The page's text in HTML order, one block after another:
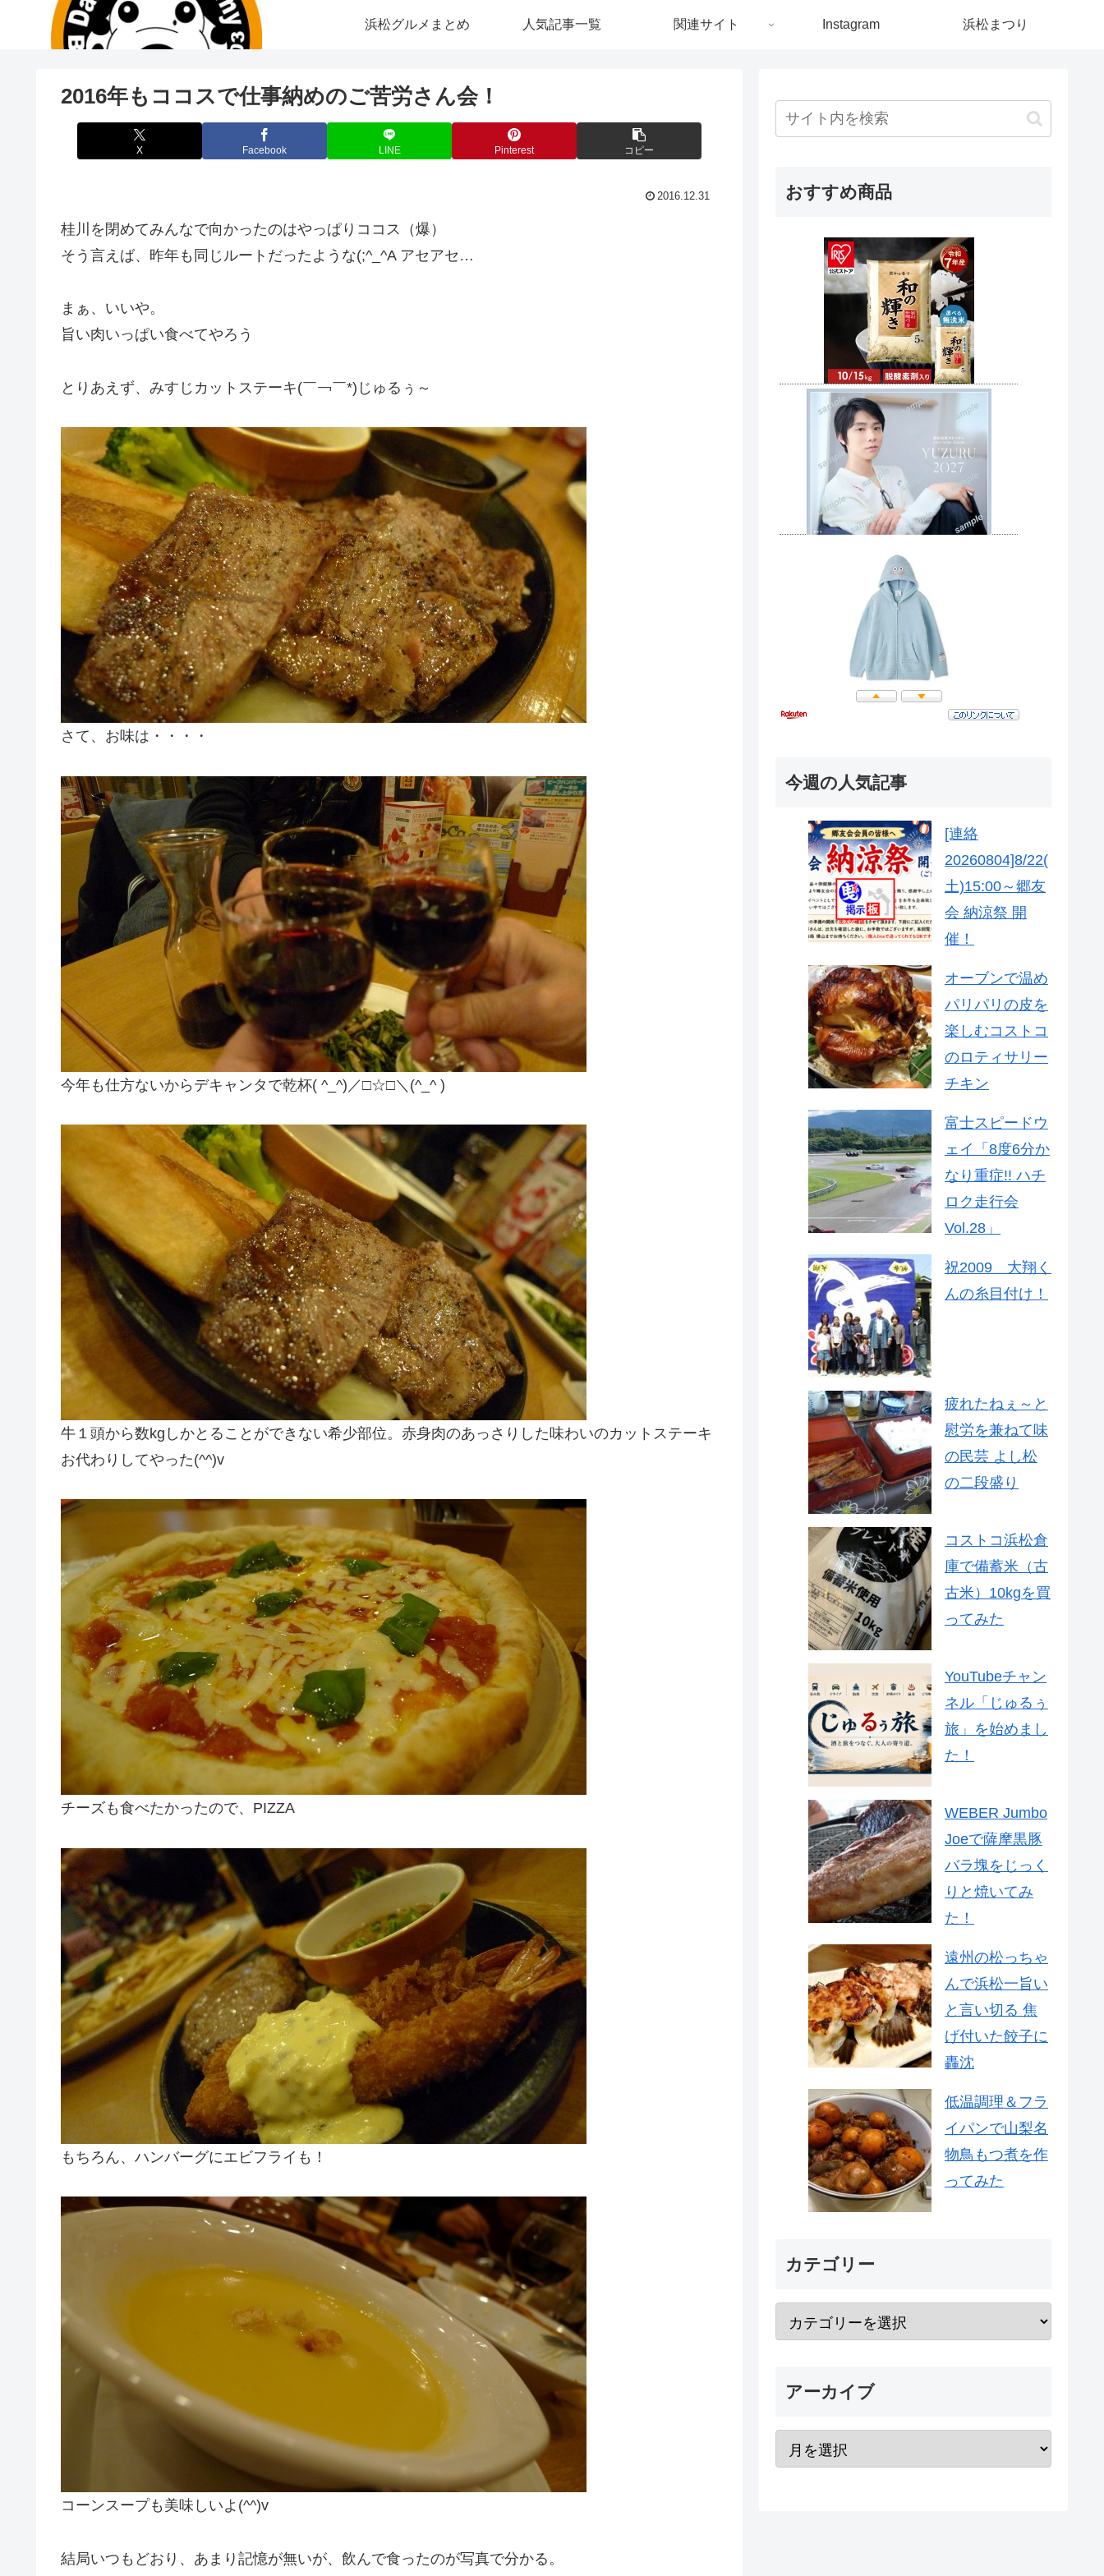
浜松グルメまとめ 人気記事一覧 関連サイト Instagram 浜松まつり
2016年もココスで仕事納めのご苦労さん会！
X Facebook LINE Pinterest コピー
2016.12.31
桂川を閉めてみんなで向かったのはやっぱりココス（爆）
そう言えば、昨年も同じルートだったような(;^_^A アセアセ…
まぁ、いいや。
旨い肉いっぱい食べてやろう
とりあえず、みすじカットステーキ(￣￢￣*)じゅるぅ～
さて、お味は・・・・
今年も仕方ないからデキャンタで乾杯( ^_^)／□☆□＼(^_^ )
牛１頭から数kgしかとることができない希少部位。赤身肉のあっさりした味わいのカットステーキ
お代わりしてやった(^^)v
チーズも食べたかったので、PIZZA
もちろん、ハンバーグにエビフライも！
コーンスープも美味しいよ(^^)v
結局いつもどおり、あまり記憶が無いが、飲んで食ったのが写真で分かる。
おすすめ商品
今週の人気記事
[連絡
20260804]8/22(
土)15:00～郷友
会 納涼祭 開
催！
オーブンで温め
パリパリの皮を
楽しむコストコ
のロティサリー
チキン
富士スピードウ
ェイ「8度6分か
なり重症!! ハチ
ロク走行会
Vol.28」
祝2009 大翔く
んの糸目付け！
疲れたねぇ～と
慰労を兼ねて味
の民芸 よし松
の二段盛り
コストコ浜松倉
庫で備蓄米（古
古米）10kgを買
ってみた
YouTubeチャン
ネル「じゅるぅ
旅」を始めまし
た！
WEBER Jumbo
Joeで薩摩黒豚
バラ塊をじっく
りと焼いてみ
た！
遠州の松っちゃ
んで浜松一旨い
と言い切る 焦
げ付いた餃子に
轟沈
低温調理＆フラ
イパンで山梨名
物鳥もつ煮を作
ってみた
カテゴリー
アーカイブ